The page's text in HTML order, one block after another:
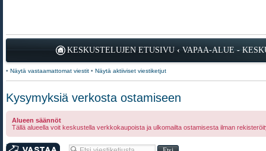
KESKUSTELUJEN ETUSIVU ‹ VAPAA-ALUE -
• Näytä vastaamattomat viestit • Näytä aktiiviset viestiketjut
Kysymyksiä verkosta ostamiseen
Alueen säännöt
Tällä alueella voit keskustella verkkokaupoista ja ulkomailta ostamisesta ilman
Kirjoita vastaus